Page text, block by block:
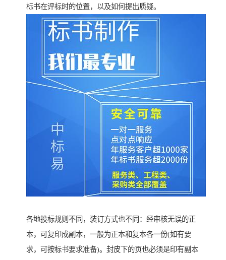
标书在评标时的位置，以及如何提出质疑。
各地投标规则不同，装订方式也不同：经审核无误的正
本，可复印成副本，一般为正本和复本各一份(如有要
求，可按标书要求准备)。封皮下的页也必须是印有副本